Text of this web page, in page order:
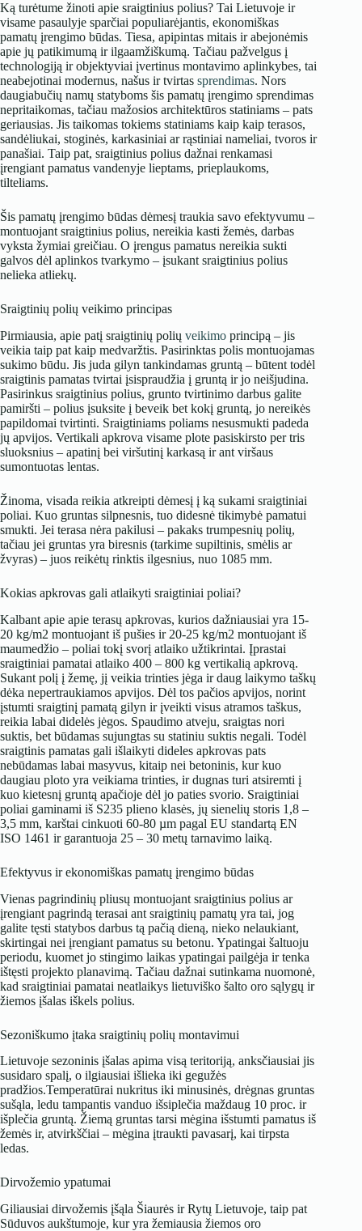
Ką turėtume žinoti apie sraigtinius polius? Tai Lietuvoje ir
visame pasaulyje sparčiai populiarėjantis, ekonomiškas
pamatų įrengimo būdas. Tiesa, apipintas mitais ir abejonėmis
apie jų patikimumą ir ilgaamžiškumą. Tačiau pažvelgus į
technologiją ir objektyviai įvertinus montavimo aplinkybes, tai
neabejotinai modernus, našus ir tvirtas sprendimas. Nors
daugiabučių namų statyboms šis pamatų įrengimo sprendimas
nepritaikomas, tačiau mažosios architektūros statiniams – pats
geriausias. Jis taikomas tokiems statiniams kaip kaip terasos,
sandėliukai, stoginės, karkasiniai ar rąstiniai nameliai, tvoros ir
panašiai. Taip pat, sraigtinius polius dažnai renkamasi
įrengiant pamatus vandenyje lieptams, prieplaukoms,
tilteliams.
Šis pamatų įrengimo būdas dėmesį traukia savo efektyvumu –
montuojant sraigtinius polius, nereikia kasti žemės, darbas
vyksta žymiai greičiau. O įrengus pamatus nereikia sukti
galvos dėl aplinkos tvarkymo – įsukant sraigtinius polius
nelieka atliekų.
Sraigtinių polių veikimo principas
Pirmiausia, apie patį sraigtinių polių veikimo principą – jis
veikia taip pat kaip medvaržtis. Pasirinktas polis montuojamas
sukimo būdu. Jis juda gilyn tankindamas gruntą – būtent todėl
sraigtinis pamatas tvirtai įsispraudžia į gruntą ir jo neišjudina.
Pasirinkus sraigtinius polius, grunto tvirtinimo darbus galite
pamiršti – polius įsuksite į beveik bet kokį gruntą, jo nereikės
papildomai tvirtinti. Sraigtiniams poliams nesusmukti padeda
jų apvijos. Vertikali apkrova visame plote pasiskirsto per tris
sluoksnius – apatinį bei viršutinį karkasą ir ant viršaus
sumontuotas lentas.
Žinoma, visada reikia atkreipti dėmesį į ką sukami sraigtiniai
poliai. Kuo gruntas silpnesnis, tuo didesnė tikimybė pamatui
smukti. Jei terasa nėra pakilusi – pakaks trumpesnių polių,
tačiau jei gruntas yra biresnis (tarkime supiltinis, smėlis ar
žvyras) – juos reikėtų rinktis ilgesnius, nuo 1085 mm.
Kokias apkrovas gali atlaikyti sraigtiniai poliai?
Kalbant apie apie terasų apkrovas, kurios dažniausiai yra 15-
20 kg/m2 montuojant iš pušies ir 20-25 kg/m2 montuojant iš
maumedžio – poliai tokį svorį atlaiko užtikrintai. Įprastai
sraigtiniai pamatai atlaiko 400 – 800 kg vertikalią apkrovą.
Sukant polį į žemę, jį veikia trinties jėga ir daug laikymo taškų
dėka nepertraukiamos apvijos. Dėl tos pačios apvijos, norint
įstumti sraigtinį pamatą gilyn ir įveikti visus atramos taškus,
reikia labai didelės jėgos. Spaudimo atveju, sraigtas nori
suktis, bet būdamas sujungtas su statiniu suktis negali. Todėl
sraigtinis pamatas gali išlaikyti dideles apkrovas pats
nebūdamas labai masyvus, kitaip nei betoninis, kur kuo
daugiau ploto yra veikiama trinties, ir dugnas turi atsiremti į
kuo kietesnį gruntą apačioje dėl jo paties svorio. Sraigtiniai
poliai gaminami iš S235 plieno klasės, jų sienelių storis 1,8 –
3,5 mm, karštai cinkuoti 60-80 µm pagal EU standartą EN
ISO 1461 ir garantuoja 25 – 30 metų tarnavimo laiką.
Efektyvus ir ekonomiškas pamatų įrengimo būdas
Vienas pagrindinių pliusų montuojant sraigtinius polius ar
įrengiant pagrindą terasai ant sraigtinių pamatų yra tai, jog
galite tęsti statybos darbus tą pačią dieną, nieko nelaukiant,
skirtingai nei įrengiant pamatus su betonu. Ypatingai šaltuoju
periodu, kuomet jo stingimo laikas ypatingai pailgėja ir tenka
ištęsti projekto planavimą. Tačiau dažnai sutinkama nuomonė,
kad sraigtiniai pamatai neatlaikys lietuviško šalto oro sąlygų ir
žiemos įšalas iškels polius.
Sezoniškumo įtaka sraigtinių polių montavimui
Lietuvoje sezoninis įšalas apima visą teritoriją, anksčiausiai jis
susidaro spalį, o ilgiausiai išlieka iki gegužės
pradžios.Temperatūrai nukritus iki minusinės, drėgnas gruntas
sušąla, ledu tampantis vanduo išsiplečia maždaug 10 proc. ir
išplečia gruntą. Žiemą gruntas tarsi mėgina išstumti pamatus iš
žemės ir, atvirkščiai – mėgina įtraukti pavasarį, kai tirpsta
ledas.
Dirvožemio ypatumai
Giliausiai dirvožemis įšąla Šiaurės ir Rytų Lietuvoje, taip pat
Sūduvos aukštumoje, kur yra žemiausia žiemos oro